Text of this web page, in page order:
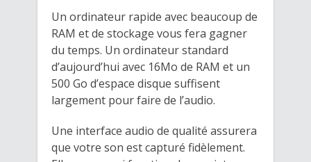
Un ordinateur rapide avec beaucoup de
RAM et de stockage vous fera gagner
du temps. Un ordinateur standard
d’aujourd’hui avec 16Mo de RAM et un
500 Go d’espace disque suffisent
largement pour faire de l’audio.
Une interface audio de qualité assurera
que votre son est capturé fidèlement.